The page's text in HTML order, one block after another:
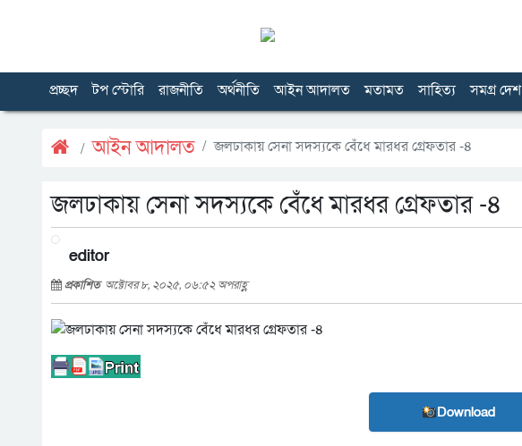
প্রচ্ছদ টপ স্টোরি রাজনীতি অর্থনীতি আইন আদালত মতামত সাহিত্য সমগ্র দেশ
আইন আদালত জলঢাকায় সেনা সদস্যকে বেঁধে মারধর গ্রেফতার -৪
জলঢাকায় সেনা সদস্যকে বেঁধে মারধর গ্রেফতার -৪
editor
প্রকাশিত অক্টোবর ৮, ২০২৫, ০৬:৫২ অপরাহ্ণ
Download